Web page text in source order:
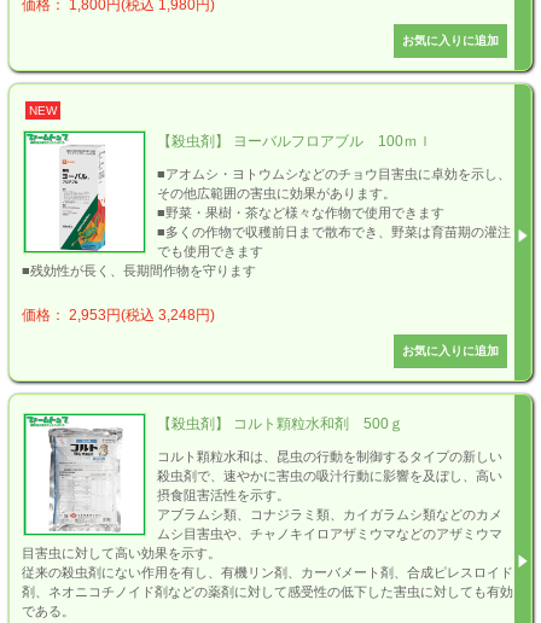
価格： 1,800円(税込 1,980円)
NEW
【殺虫剤】 ヨーバルフロアブル 100ｍｌ
■アオムシ・ヨトウムシなどのチョウ目害虫に卓効を示し、
その他広範囲の害虫に効果があります。
■野菜・果樹・茶など様々な作物で使用できます
■多くの作物で収穫前日まで散布でき、野菜は育苗期の灌注
でも使用できます
■残効性が長く、長期間作物を守ります
価格： 2,953円(税込 3,248円)
【殺虫剤】 コルト顆粒水和剤 500ｇ
コルト顆粒水和は、昆虫の行動を制御するタイプの新しい
殺虫剤で、速やかに害虫の吸汁行動に影響を及ぼし、高い
摂食阻害活性を示す。
アブラムシ類、コナジラミ類、カイガラムシ類などのカメ
ムシ目害虫や、チャノキイロアザミウマなどのアザミウマ
目害虫に対して高い効果を示す。
従来の殺虫剤にない作用を有し、有機リン剤、カーバメート剤、合成ピレスロイド
剤、ネオニコチノイド剤などの薬剤に対して感受性の低下した害虫に対しても有効
である。